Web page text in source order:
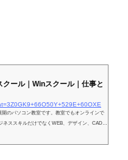
ール｜Winスクール｜仕事と
のパソコン教室です。教室でもオンラインで
ネススキルだけでなくWEB、デザイン、CAD、